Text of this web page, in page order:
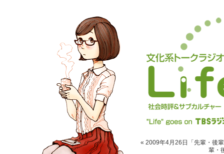
« 2009年4月26日「先輩・後
輩・